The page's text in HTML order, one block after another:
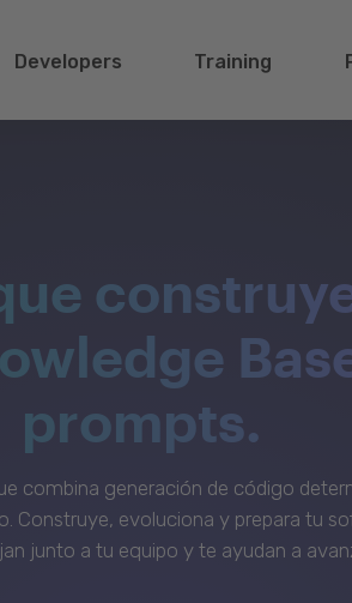
Developers Training
prompts.
combina generación de código
Construye, evoluciona y prepara tu
junto a tu equipo y te ayudan a